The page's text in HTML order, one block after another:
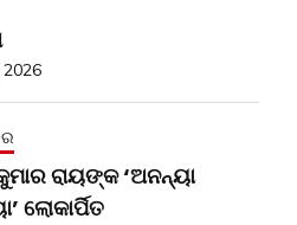
2026
ରାୟଙ୍କ ‘ଅନନ୍ୟା
ଲୋକାର୍ପିତ